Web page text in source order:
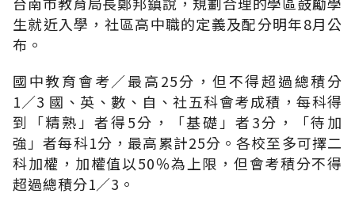
生就近入學，社區高中職的定義及配分明年8月公
布。
國中教育會考∕最高25分，但不得超過總積分
1∕3 國、英、數、自、社五科會考成積，每科得
到「精熟」者得5分，「基礎」者3分，「待加
強」者每科1分，最高累計25分。各校至多可擇二
科加權，加權值以50％為上限，但會考積分不得
超過總積分1∕3。